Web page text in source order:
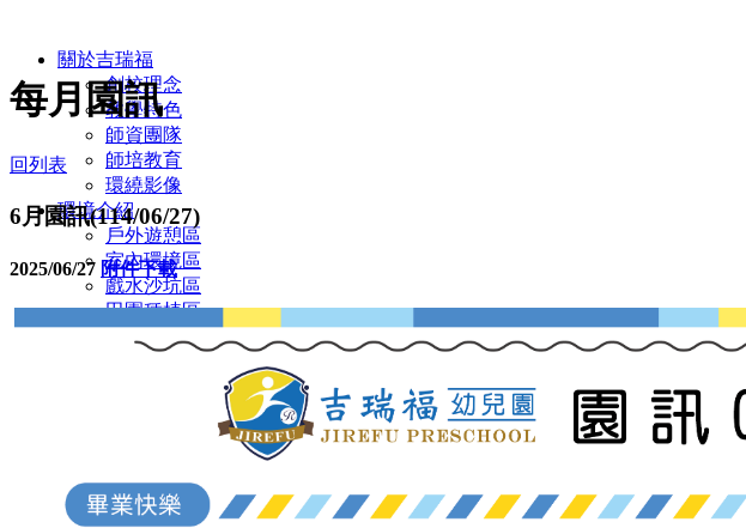
關於吉瑞福
創校理念
教學特色
師資團隊
師培教育
環繞影像
環境介紹
戶外遊憩區
室內環境區
戲水沙坑區
田園種植區
彩虹蝴蝶園
無障礙設施/定期環境消毒
品格教育
防震防災宣導
每月園訊
回列表
6月園訊(114/06/27)
2025/06/27 附件下載